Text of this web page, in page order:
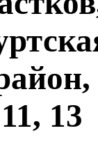
13